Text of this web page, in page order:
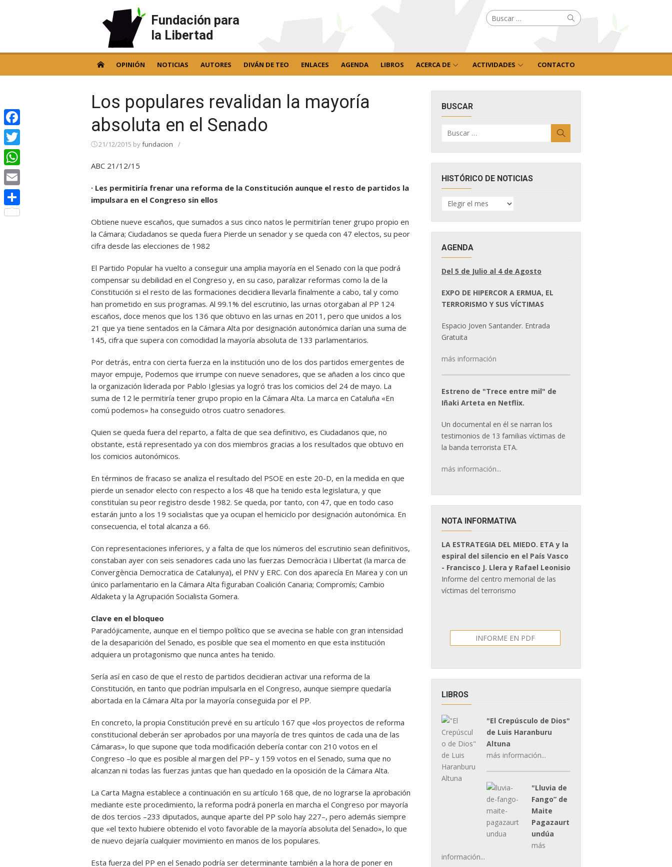
Fundación para
la Libertad
Buscar
por: Buscar
OPINIÓN NOTICIAS AUTORES DIVÁN DE TEO ENLACES AGENDA LIBROS ACERCA DE ACTIVIDADES CONTACTO
Los populares revalidan la mayoría
absoluta en el Senado
21/12/2015 byfundacion /
ABC 21/12/15
· Les permitiría frenar una reforma de la Constitución aunque el resto de partidos la
impulsara en el Congreso sin ellos
Obtiene nueve escaños, que sumados a sus cinco natos le permitirían tener grupo propio en
la Cámara; Ciudadanos se queda fuera Pierde un senador y se queda con 47 electos, su peor
cifra desde las elecciones de 1982
El Partido Popular ha vuelto a conseguir una amplia mayoría en el Senado con la que podrá
compensar su debilidad en el Congreso y, en su caso, paralizar reformas como la de la
Constitución si el resto de las formaciones decidiera llevarla finalmente a cabo, tal y como
han prometido en sus programas. Al 99.1% del escrutinio, las urnas otorgaban al PP 124
escaños, doce menos que los 136 que obtuvo en las urnas en 2011, pero que unidos a los
21 que ya tiene sentados en la Cámara Alta por designación autonómica darían una suma de
145, cifra que supera con comodidad la mayoría absoluta de 133 parlamentarios.
Por detrás, entra con cierta fuerza en la institución uno de los dos partidos emergentes de
mayor empuje, Podemos que irrumpe con nueve senadores, que se añaden a los cinco que
la organización liderada por Pablo Iglesias ya logró tras los comicios del 24 de mayo. La
suma de 12 le permitiría tener grupo propio en la Cámara Alta. La marca en Cataluña «En
comú podemos» ha conseguido otros cuatro senadores.
Quien se queda fuera del reparto, a falta de que sea definitivo, es Ciudadanos que, no
obstante, está representado ya con dos miembros gracias a los resultados que obtuvo en
los comicios autonómicos.
En términos de fracaso se analiza el resultado del PSOE en este 20-D, en la medida en que
pierde un senador electo con respecto a los 48 que ha tenido esta legislatura, y que
constituían su peor registro desde 1982. Se queda, por tanto, con 47, que en todo caso
estarán junto a los 19 socialistas que ya ocupan el hemiciclo por designación autonómica. En
consecuencia, el total alcanza a 66.
Con representaciones inferiores, y a falta de que los números del escrutinio sean definitivos,
constaban ayer con seis senadores cada uno las fuerzas Democràcia i Llibertat (la marca de
Convergència Democratica de Catalunya), el PNV y ERC. Con dos aparecía En Marea y con un
único parlamentario en la Cámara Alta figuraban Coalición Canaria; Compromís; Cambio
Aldaketa y la Agrupación Socialista Gomera.
Clave en el bloqueo
Paradójicamente, aunque en el tiempo político que se avecina se hable con gran intensidad
de la desaparición del Senado, es posible que sea el momento en que esta institución
adquiera un protagonismo que nunca antes ha tenido.
Sería así en caso de que el resto de partidos decidieran activar una reforma de la
Constitución, en tanto que podrían impulsarla en el Congreso, aunque siempre quedaría
abortada en la Cámara Alta por la mayoría conseguida por el PP.
En concreto, la propia Constitución prevé en su artículo 167 que «los proyectos de reforma
constitucional deberán ser aprobados por una mayoría de tres quintos de cada una de las
Cámaras», lo que supone que toda modificación debería contar con 210 votos en el
Congreso –lo que es posible al margen del PP– y 159 votos en el Senado, suma que no
alcanzan ni todas las fuerzas juntas que han quedado en la oposición de la Cámara Alta.
La Carta Magna establece a continuación en su artículo 168 que, de no lograrse la aprobación
mediante este procedimiento, la reforma podrá ponerla en marcha el Congreso por mayoría
de dos tercios –233 diputados, aunque aparte del PP solo hay 227–, pero además siempre
que «el texto hubiere obtenido el voto favorable de la mayoría absoluta del Senado», lo que
de nuevo dejaría cualquier movimiento en manos de los populares.
Esta fuerza del PP en el Senado podría ser determinante también a la hora de poner en
BUSCAR
por:
HISTÓRICO DE NOTICIAS
HISTÓRICO
DE
AGENDA
Del 5 de Julio al 4 de Agosto
EXPO DE HIPERCOR A ERMUA, EL
TERRORISMO Y SUS VÍCTIMAS
Espacio Joven Santander. Entrada
Gratuita
más información
Estreno de "Trece entre mil" de
Iñaki Arteta en Netflix.
Un documental en él se narran los
testimonios de 13 familias víctimas de
la banda terrorista ETA.
más información...
NOTA INFORMATIVA
LA ESTRATEGIA DEL MIEDO. ETA y la
espiral del silencio en el País Vasco
- Francisco J. Llera y Rafael Leonisio
Informe del centro memorial de las
víctimas del terrorismo
INFORME EN PDF
LIBROS
"El Crepúsculo de Dios"
de Luis Haranburu
Altuna
más información...
"Lluvia de
Fango” de
Maite
Pagazaurt
undúa
más
información...
Facebook
Twitter
WhatsApp
Email
Compartir